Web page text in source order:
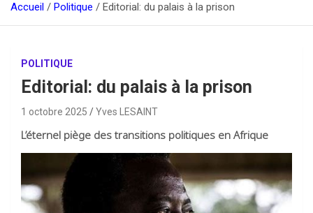
Accueil Politique Editorial: du palais à la prison
POLITIQUE
Editorial: du palais à la prison
1 octobre 2025 Yves LESAINT
L’éternel piège des transitions politiques en Afrique